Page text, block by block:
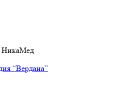
НикаМед
“Вердана”